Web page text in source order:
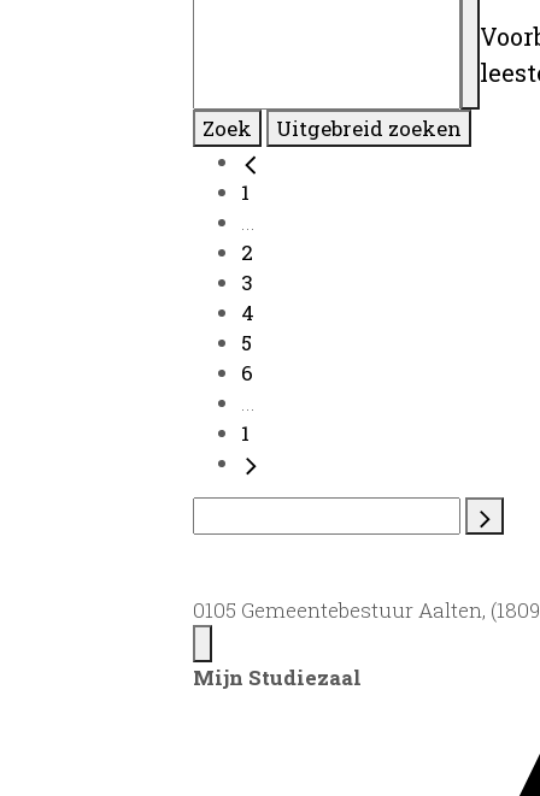
Zoek Uitgebreid zoeken
1
...
2
3
4
5
6
...
1
0105 Gemeentebestuur Aalten,
Mijn Studiezaal